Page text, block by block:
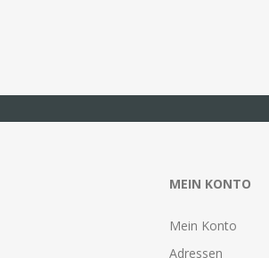
MEIN KONTO
Mein Konto
Adressen